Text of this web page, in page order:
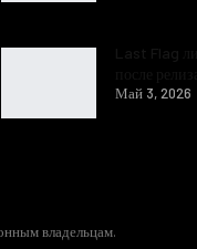
Май 3, 2026
владельцам.